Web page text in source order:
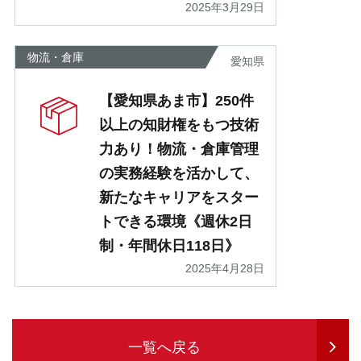
2025年3月29日
物流・倉庫 愛知県
【愛知県あま市】250件
以上の知財権をもつ技術
力あり！物流・倉庫管理
の実務経験を活かして、
新たなキャリアをスター
トできる環境《週休2日
制・年間休日118日》
2025年4月28日
一覧へ戻る